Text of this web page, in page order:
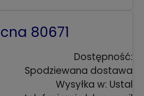
80671
Dostępność:
Spodziewana dostawa
Wysyłka w: Ustal